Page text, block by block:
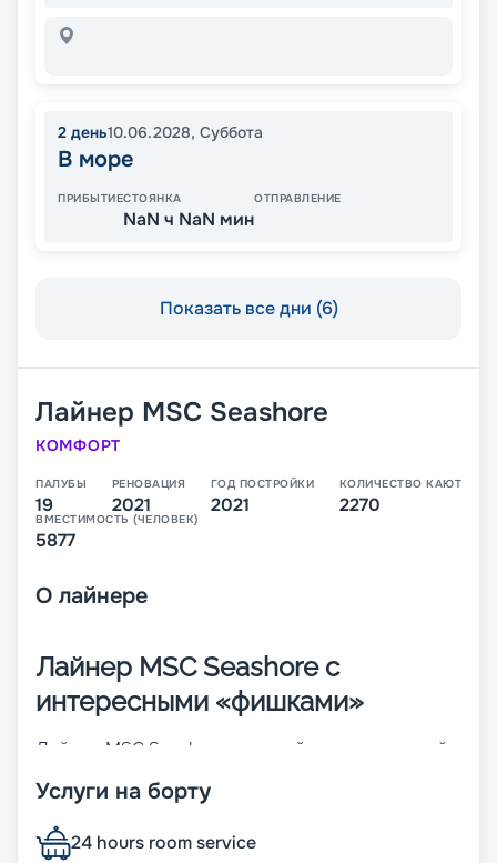
2 день10.06.2028, Суббота
В море
ПРИБЫТИЕСТОЯНКА
NaN ч NaN мин
ОТПРАВЛЕНИЕ
Показать все дни (6)
Лайнер MSC Seashore
КОМФОРТ
ПАЛУБЫ
19
РЕНОВАЦИЯ
2021
ГОД ПОСТРОЙКИ
2021
КОЛИЧЕСТВО КАЮТ
2270
ВМЕСТИМОСТЬ (ЧЕЛОВЕК)
5877
О лайнере
Лайнер MSC Seashore с
интересными «фишками»
Лайнер MSC Seashore – третий инновационный
плавание по Средиземному морю он отправился
классов может разместиться до 5 877 человек.
Услуги на борту
24 hours room service